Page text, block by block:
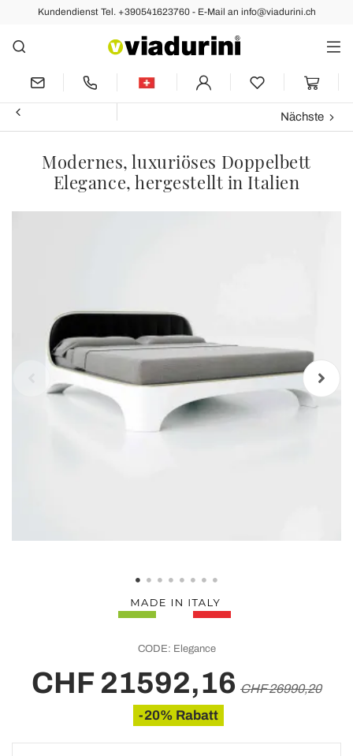
Kundendienst Tel. +390541623760 - E-Mail an info@viadurini.ch
Nächste
Modernes, luxuriöses Doppelbett
Elegance, hergestellt in Italien
CODE: Elegance
CHF 21592,16 CHF 26990,20
-20% Rabatt